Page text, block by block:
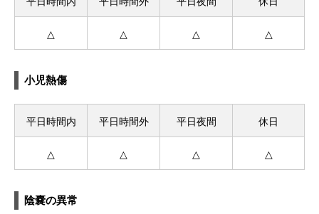
△ △ △ △
小児熱傷
平日時間内 平日時間外 平日夜間 休日
△ △ △ △
陰嚢の異常